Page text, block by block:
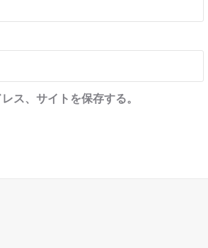
ス、サイトを保存する。